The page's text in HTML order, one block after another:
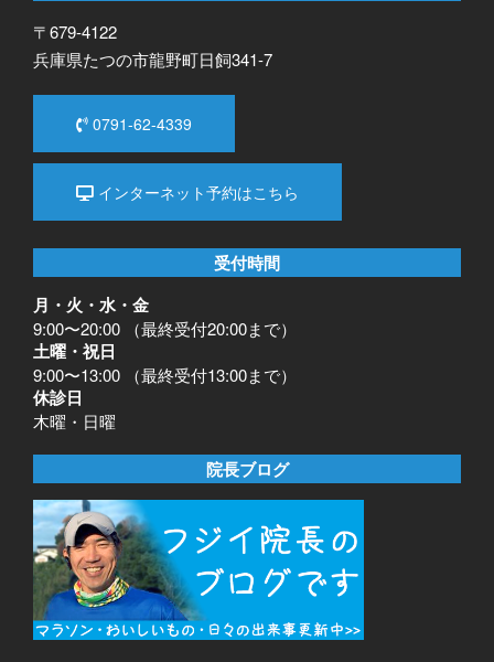
〒679-4122
兵庫県たつの市龍野町日飼341-7
0791-62-4339
インターネット予約はこちら
受付時間
月・火・水・金
9:00〜20:00 （最終受付20:00まで）
土曜・祝日
9:00〜13:00 （最終受付13:00まで）
休診日
木曜・日曜
院長ブログ